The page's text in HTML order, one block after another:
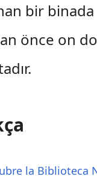
bir
önce on
la Biblioteca